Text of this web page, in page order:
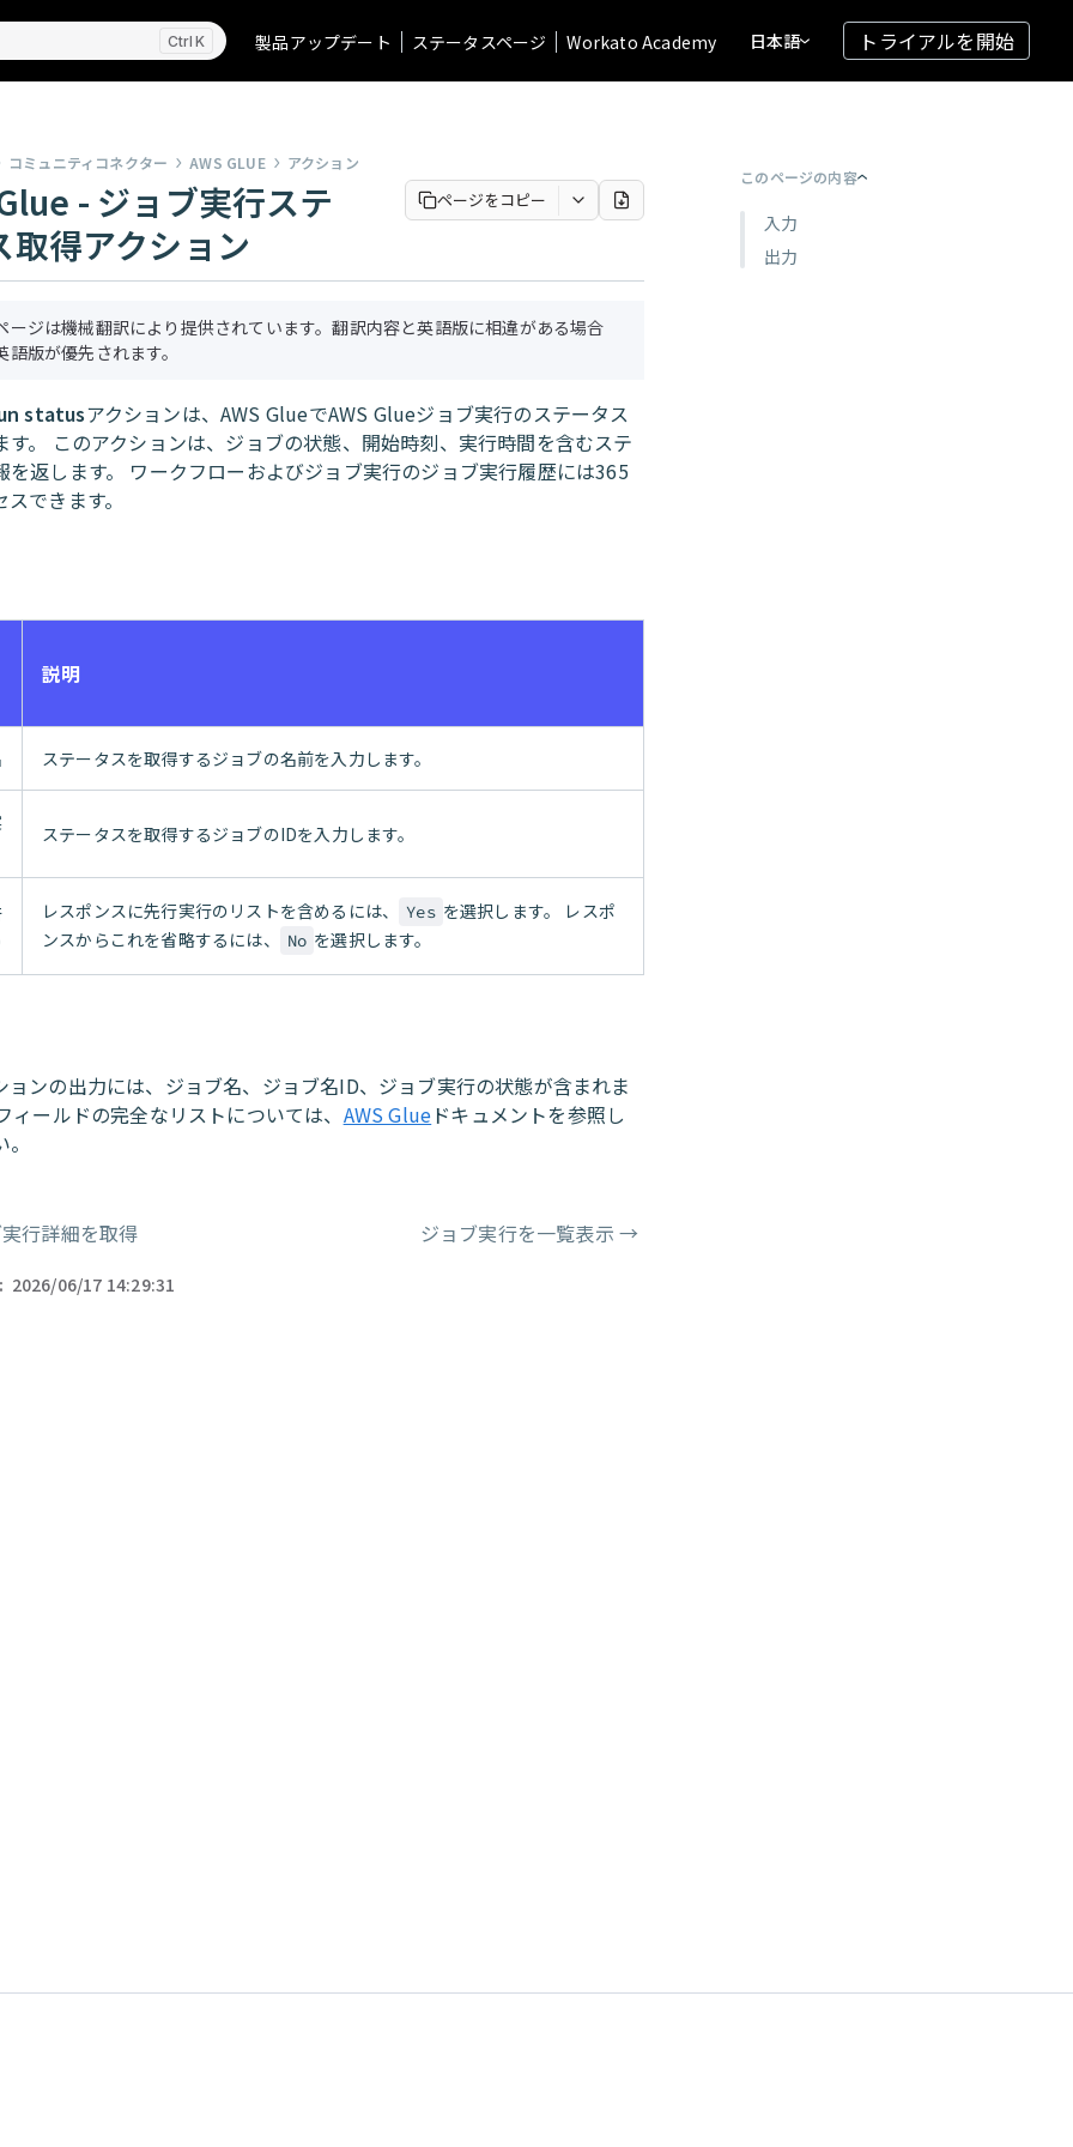
K 製品アップデート ステータスページ Workato Academy 日本語 トライアルを開始
コミュニティコネクター AWS GLUE アクション
- ジョブ実行ステ
取得アクション
ージは機械翻訳により提供されています。翻訳内容と英語版に相違がある場合
語版が優先されます。
ページをコピー
statusアクションは、AWS GlueでAWS Glueジョブ実行のステータス
す。 このアクションは、ジョブの状態、開始時刻、実行時間を含むステ
を返します。 ワークフローおよびジョブ実行のジョブ実行履歴には365
できます。
説明
ステータスを取得するジョブの名前を入力します。
ステータスを取得するジョブのIDを入力します。
レスポンスに先行実行のリストを含めるには、 Yes を選択します。 レスポ
ンスからこれを省略するには、
No を選択します。
ョンの出力には、ジョブ名、ジョブ名ID、ジョブ実行の状態が含まれま
ィールドの完全なリストについては、 AWS Glueドキュメントを参照し
行詳細を取得 ジョブ実行を一覧表示 →
2026/06/17 14:29:31
このページの内容
入力
出力